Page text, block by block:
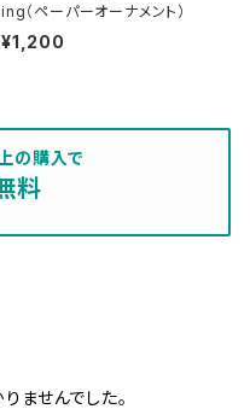
ing（ペーパーオーナメント）
¥1,200
の購入で
料
ませんでした。